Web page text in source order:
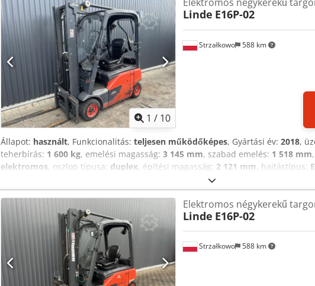
1 / 10
Strzałkowo 588 km
Elektromos négykerekű
Linde E16P-02
Állapot: használt, Funkcionalitás: teljesen működőképes, Gyártási év: 2018,
teherbírás: 1 600 kg, emelési magasság: 3 145 mm, szabad emelés: 1 518 mm
elektromos, oszlop típusa: duplex, építési magasság: 2 121 mm, hajtástípus:
kerekes targoncá ISO osztály: ISO 2. osztály = 1 000 – 2 500 kg Oszloptípus:
teljesen működőképes Műszaki állapot: jó Akkumulátor feszültsége: 48V
Djdpfx Ahowz Am Aszsck Akkumulátor állapota: Új Oldalmozgató,
Strzałkowo 588 km
Elektromos négykerekű
Linde E16P-02